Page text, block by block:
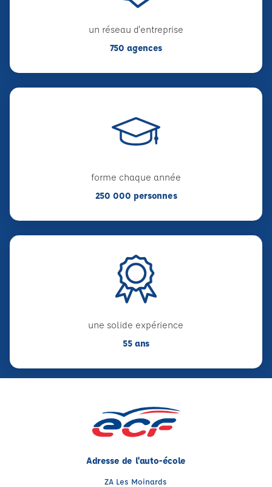
un réseau d'entreprise
750 agences
forme chaque année
250 000 personnes
une solide expérience
55 ans
Adresse de l'auto-école
ZA Les Moinards